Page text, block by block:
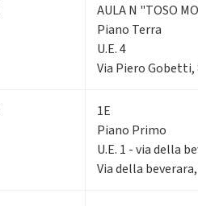
AULA N "TOSO
Piano Terra
U.E. 4
Via Piero
1E
Piano Primo
U.E. 1 - via della
Via della